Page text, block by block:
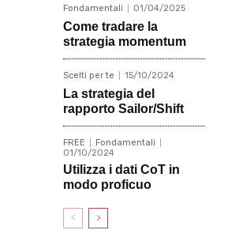
Fondamentali 01/04/2025
Come tradare la
strategia momentum
Scelti per te 15/10/2024
La strategia del
rapporto Sailor/Shift
FREE
Fondamentali
01/10/2024
Utilizza i dati CoT in
modo proficuo